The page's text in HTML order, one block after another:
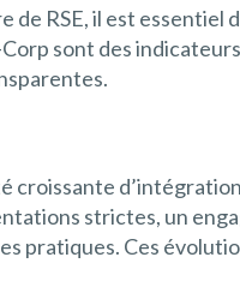
RSE, il est
sont des
strictes, un
pratiques. Ces